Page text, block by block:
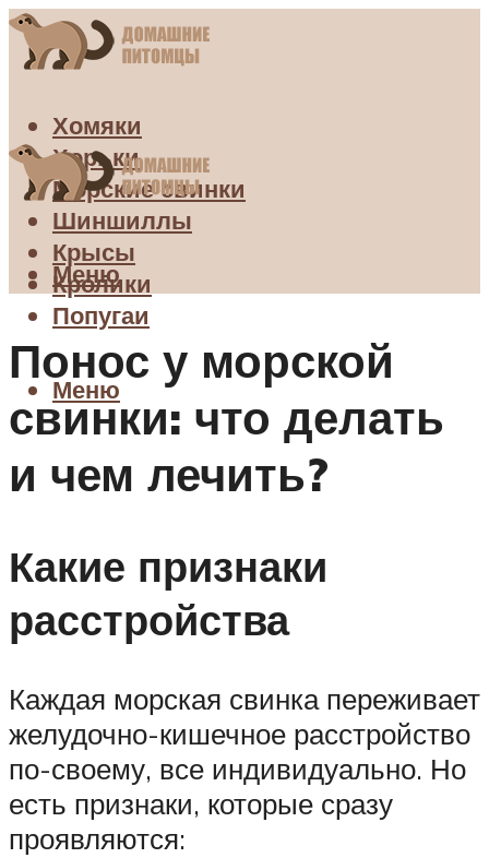
Хомяки
Хорьки
Морские свинки
Шиншиллы
Крысы
Кролики
Попугаи
Меню
Меню
Понос у морской
свинки: что делать
и чем лечить?
Какие признаки
расстройства
Каждая морская свинка переживает
желудочно-кишечное расстройство
по-своему, все индивидуально. Но
есть признаки, которые сразу
проявляются: